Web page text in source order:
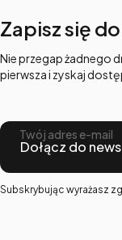
Zapisz się
Nie przegap żadnego
pierwsza i zyskaj
Twój adres e-mail
Dołącz do
Subskrybując wyrażasz